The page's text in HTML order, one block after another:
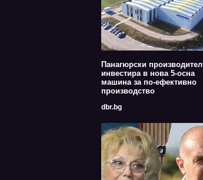
Панагюрски производител
инвестира в нова 5-осна
машина за по-ефективно
производство
dbr.bg